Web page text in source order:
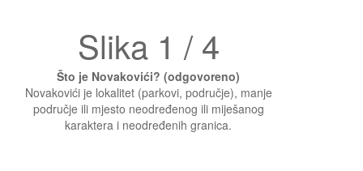
Slika 1 / 4
Što je Novakovići? (odgovoreno)
Novakovići je lokalitet (parkovi, područje), manje
područje ili mjesto neodređenog ili miješanog
karaktera i neodređenih granica.